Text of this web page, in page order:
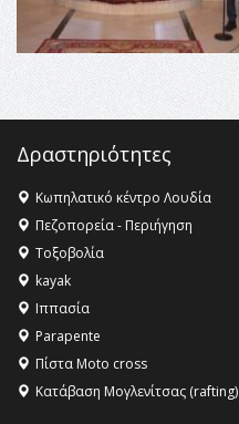
Δραστηριότητες
Κωπηλατικό κέντρο Λουδία
Πεζοπορεία - Περιήγηση
Τοξοβολία
kayak
Ιππασία
Parapente
Πίστα Moto cross
Κατάβαση Μογλενίτσας (rafting)